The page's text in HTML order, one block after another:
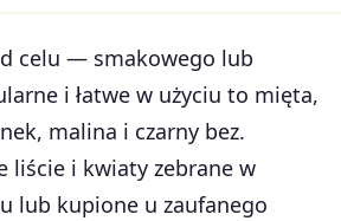
celu — smakowego lub
i łatwe w użyciu to mięta,
malina i czarny bez.
liście i kwiaty zebrane w
lub kupione u zaufanego